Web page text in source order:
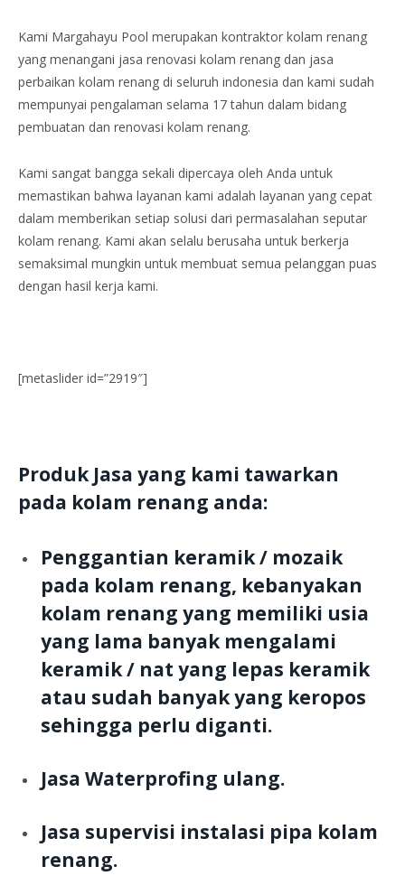
Kami Margahayu Pool merupakan kontraktor kolam renang
yang menangani jasa renovasi kolam renang dan jasa
perbaikan kolam renang di seluruh indonesia dan kami sudah
mempunyai pengalaman selama 17 tahun dalam bidang
pembuatan dan renovasi kolam renang.
Kami sangat bangga sekali dipercaya oleh Anda untuk
memastikan bahwa layanan kami adalah layanan yang cepat
dalam memberikan setiap solusi dari permasalahan seputar
kolam renang. Kami akan selalu berusaha untuk berkerja
semaksimal mungkin untuk membuat semua pelanggan puas
dengan hasil kerja kami.
[metaslider id=”2919″]
Produk Jasa yang kami tawarkan
pada kolam renang anda:
Penggantian keramik / mozaik
pada kolam renang, kebanyakan
kolam renang yang memiliki usia
yang lama banyak mengalami
keramik / nat yang lepas keramik
atau sudah banyak yang keropos
sehingga perlu diganti.
Jasa Waterprofing ulang.
Jasa supervisi instalasi pipa kolam
renang.